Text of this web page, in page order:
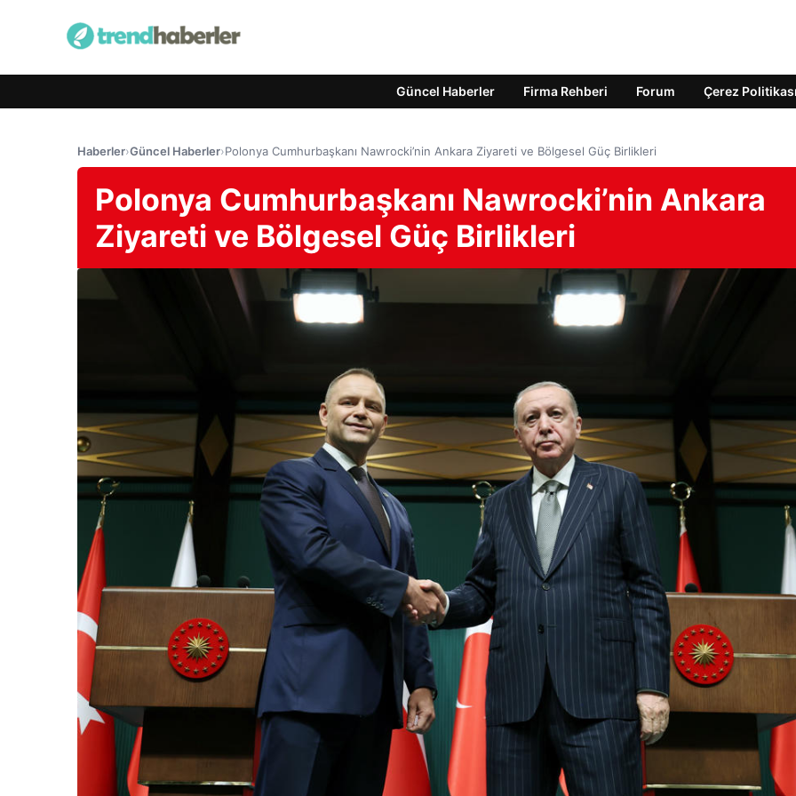
Güncel Haberler Firma Rehberi Forum Çerez Politikası
Haberler›Güncel Haberler›Polonya Cumhurbaşkanı Nawrocki’nin Ankara Ziyareti ve Bölgesel Güç Birlikleri
Polonya Cumhurbaşkanı Nawrocki’nin Ankara
Ziyareti ve Bölgesel Güç Birlikleri